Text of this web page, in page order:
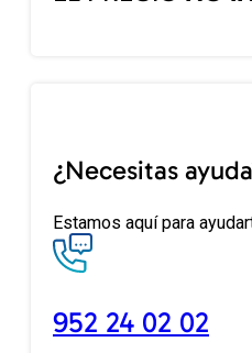
¿Necesitas
Estamos aquí para
952 24 02 02